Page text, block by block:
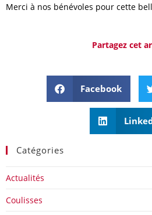
Merci à nos bénévoles pour cette
Partagez cet
Facebook
Catégories
Actualités
Coulisses